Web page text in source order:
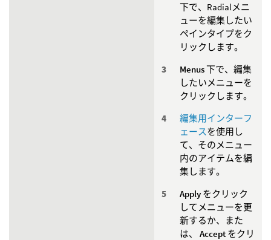
下で、Radialメニ
ューを編集したい
ペインタイプをク
リックします。
Menus 下で、編集
したいメニューを
クリックします。
編集用インターフ
ェースを使用し
て、そのメニュー
内のアイテムを編
集します。
Apply をクリック
してメニューを更
新するか、また
は、 Accept をクリ